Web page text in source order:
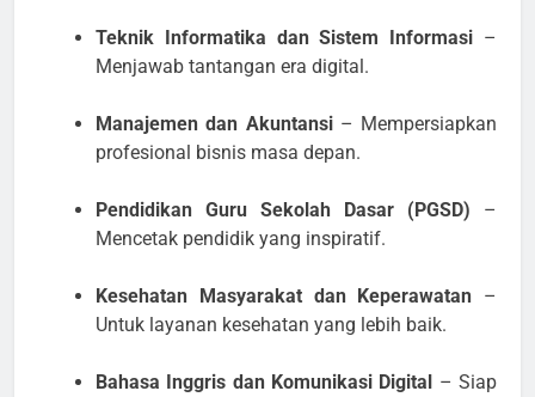
Teknik Informatika dan Sistem Informasi –
Menjawab tantangan era digital.
Manajemen dan Akuntansi– Mempersiapkan
profesional bisnis masa depan.
Pendidikan Guru Sekolah Dasar (PGSD) –
Mencetak pendidik yang inspiratif.
Kesehatan Masyarakat dan Keperawatan –
Untuk layanan kesehatan yang lebih baik.
Bahasa Inggris dan Komunikasi Digital – Siap